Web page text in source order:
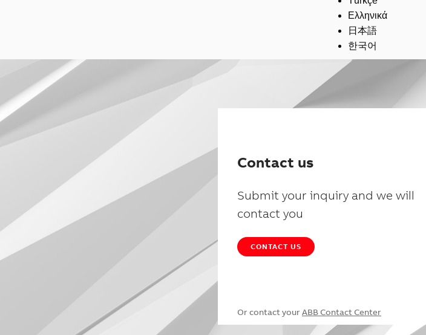
Ελληνικά
日本語
한국어
Contact us
Submit your inquiry and we will
contact you
CONTACT US
Or contact your ABB Contact Center